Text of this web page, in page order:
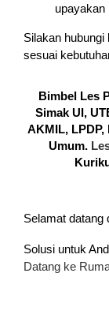
upayakan
Silakan
sesuai
Bimbel Les
Simak UI,
AKMIL, LPDP,
Umum.
Selamat datang
Solusi untuk
Datang ke